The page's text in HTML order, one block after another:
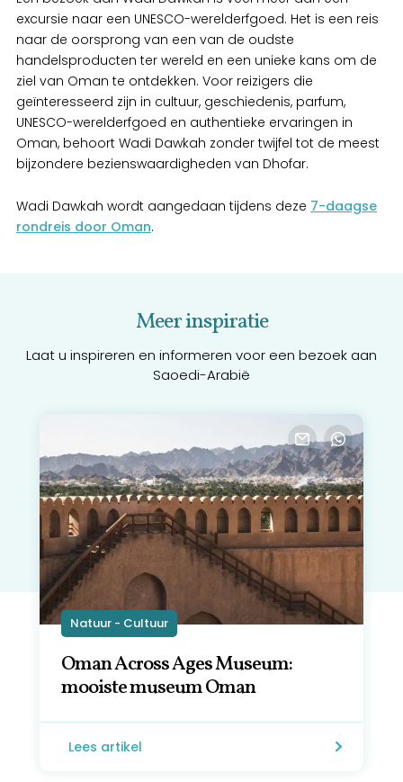
excursie naar een UNESCO-werelderfgoed. Het is een reis
naar de oorsprong van een van de oudste
handelsproducten ter wereld en een unieke kans om de
ziel van Oman te ontdekken. Voor reizigers die
geïnteresseerd zijn in cultuur, geschiedenis, parfum,
UNESCO-werelderfgoed en authentieke ervaringen in
Oman, behoort Wadi Dawkah zonder twijfel tot de meest
bijzondere bezienswaardigheden van Dhofar.
Wadi Dawkah wordt aangedaan tijdens deze 7-daagse
rondreis door Oman.
Meer inspiratie
Laat u inspireren en informeren voor een bezoek aan
Saoedi-Arabië
Natuur - Cultuur
Oman Across Ages Museum:
mooiste museum Oman
Lees artikel